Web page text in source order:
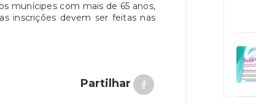
munícipes com mais de 65 anos,
inscrições devem ser feitas nas
Partilhar